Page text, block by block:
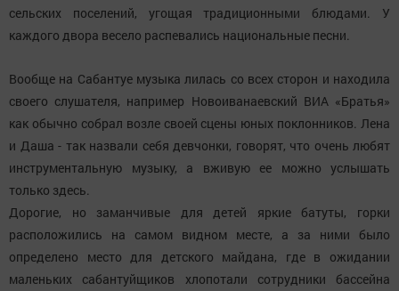
сельских поселений, угощая традиционными блюдами. У
каждого двора весело распевались национальные песни.
Вообще на Сабантуе музыка лилась со всех сторон и находила
своего слушателя, например Новоиванаевский ВИА «Братья»
как обычно собрал возле своей сцены юных поклонников. Лена
и Даша - так назвали себя девчонки, говорят, что очень любят
инструментальную музыку, а вживую ее можно услышать
только здесь.
Дорогие, но заманчивые для детей яркие батуты, горки
расположились на самом видном месте, а за ними было
определено место для детского майдана, где в ожидании
маленьких сабантуйщиков хлопотали сотрудники бассейна